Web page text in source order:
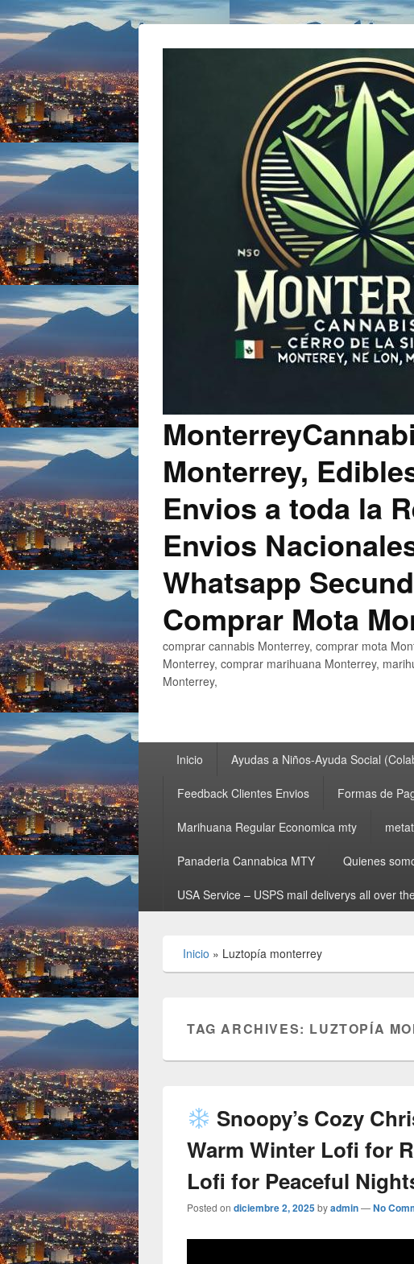
Monterrey,
Envios a toda la
Envios
Whatsapp
Comprar Mota
comprar cannabis Monterrey, comprar mota
Monterrey, comprar marihuana Monterrey,
Monterrey,
Inicio Ayudas a Niños-Ayuda Social
Feedback Clientes Envios Formas de
Marihuana Regular Economica mty
Panaderia Cannabica MTY Quienes
USA Service – USPS mail deliverys all over
Inicio » Luztopía monterrey
TAG ARCHIVES: LUZTOPÍA
Snoopy’s Cozy
Warm Winter Lofi for
Lofi for Peaceful
Posted on diciembre 2, 2025byadmin—No